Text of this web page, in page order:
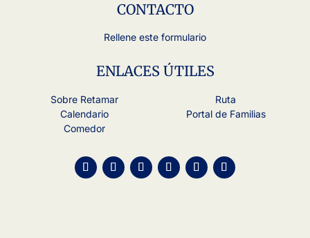
CONTACTO
Rellene este formulario
ENLACES ÚTILES
Sobre Retamar
Calendario
Comedor
Ruta
Portal de Familias